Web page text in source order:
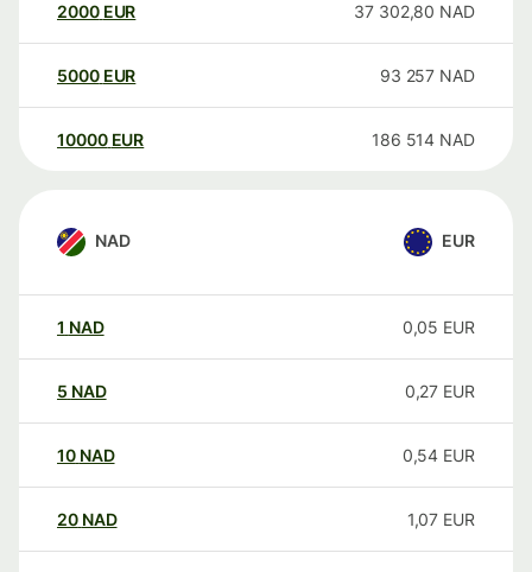
2000 EUR 37 302,80 NAD
5000 EUR 93 257 NAD
10000 EUR 186 514 NAD
NAD EUR
1 NAD 0,05 EUR
5 NAD 0,27 EUR
10 NAD 0,54 EUR
20 NAD 1,07 EUR